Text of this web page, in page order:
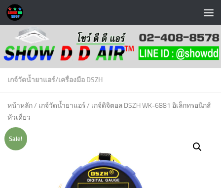
Skip to content
เกจ์วัดน้ำยาแอร์/เครื่องมือ DSZH
หน้าหลัก/ เกจ์วัดน้ำยาแอร์/ เกจ์ดิจิตอล DSZH WK-6881 อิเล็กทรอนิกส์
หัวเดี่ยว
Sale!